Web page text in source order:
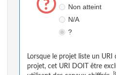
Non atteint
N/A
?
Lorsque le projet liste un
projet, cet URI DOIT être